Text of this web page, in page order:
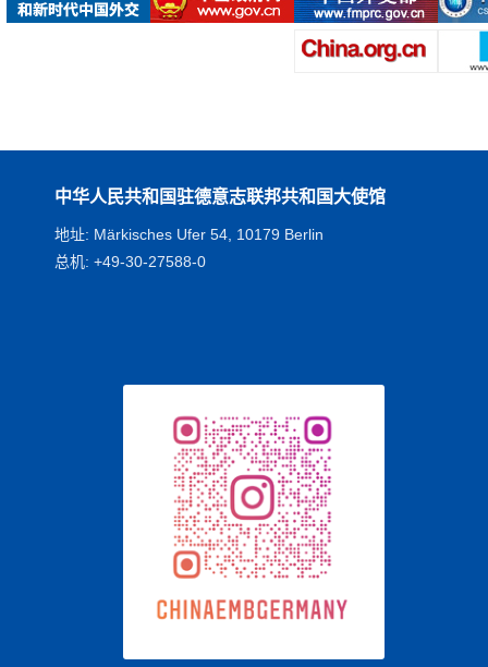
中华人民共和国驻德意志联邦共和国大使馆
地址: Märkisches Ufer 54, 10179 Berlin
总机: +49-30-27588-0